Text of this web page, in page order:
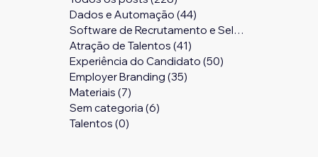
Dados e Automação (44)
Software de Recrutamento e Seleção
Atração de Talentos (41)
Experiência do Candidato (50)
Employer Branding (35)
Materiais (7)
Sem categoria (6)
Talentos (0)